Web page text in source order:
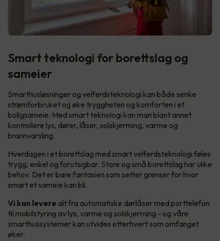
Smart teknologi for borettslag og
sameier
Smarthusløsninger og velferdsteknologi kan både senke
strømforbruket og øke tryggheten og komforten i et
boligsameie. Med smart teknologi kan man blant annet
kontrollere lys, dører, låser, solskjerming, varme og
brannvarsling.
Hverdagen i et borettslag med smart velferdsteknologi føles
trygg, enkel og forutsigbar. Store og små borettslag har ulike
behov. Det er bare fantasien som setter grenser for hvor
smart et sameie kan bli.
Vi kan levere alt fra automatiske dørlåser med porttelefon
til mobilstyring av lys, varme og solskjerming - og våre
smarthussystemer kan utvides etterhvert som omfanget
øker.